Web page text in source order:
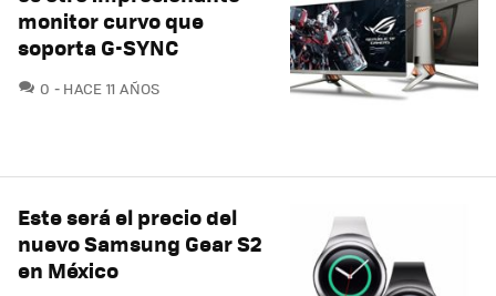
monitor curvo que
soporta G-SYNC
0 COMENTARIOS
HACE 11 AÑOS
Este será el precio del
nuevo Samsung Gear S2
en México